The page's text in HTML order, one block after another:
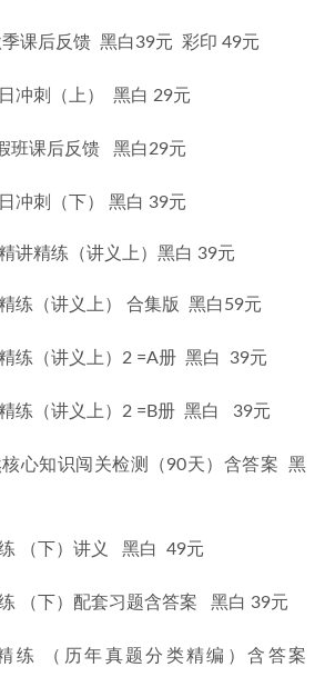
课后反馈  黑白39元  彩印 49元
冲刺（上）  黑白 29元
课后反馈   黑白29元
冲刺（下） 黑白 39元
讲精练（讲义上）黑白 39元
练（讲义上） 合集版  黑白59元
练（讲义上）2 =A册  黑白  39元
练（讲义上）2 =B册  黑白   39元
核心知识闯关检测（90天）含答案  黑
（下）讲义   黑白  49元
（下）配套习题含答案   黑白 39元
练 （历年真题分类精编）含答案